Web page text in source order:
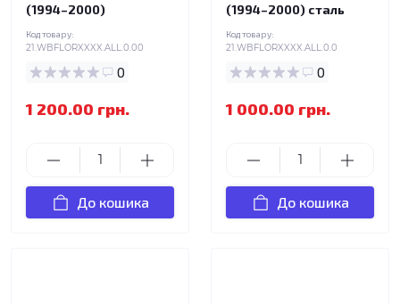
(1994–2000)
Код товару:
21.WBFLORXXXX.ALL.0.00
0
1 200.00 грн.
До кошика
(1994–2000) сталь
Код товару:
21.WBFLORXXXX.ALL.0.0
0
1 000.00 грн.
До кошика